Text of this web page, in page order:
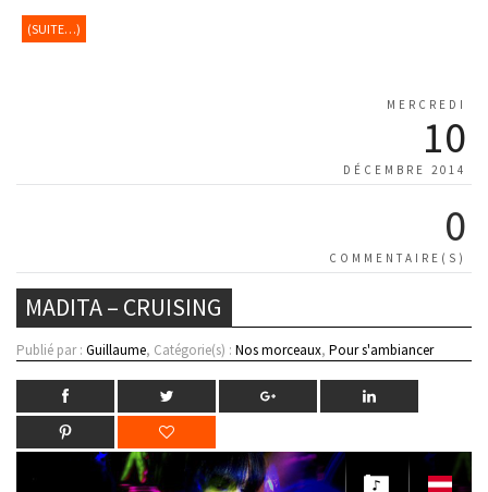
(SUITE…)
MERCREDI
10
DÉCEMBRE 2014
0
COMMENTAIRE(S)
MADITA – CRUISING
Publié par : Guillaume, Catégorie(s) : Nos morceaux, Pour s'ambiancer